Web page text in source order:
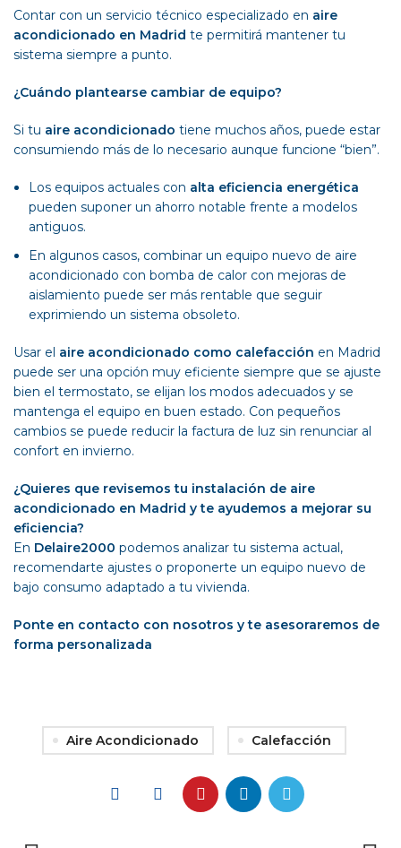
Contar con un servicio técnico especializado en aire
acondicionado en Madrid te permitirá mantener tu
sistema siempre a punto.
¿Cuándo plantearse cambiar de equipo?
Si tu aire acondicionado tiene muchos años, puede estar
consumiendo más de lo necesario aunque funcione “bien”.
Los equipos actuales con alta eficiencia energética
pueden suponer un ahorro notable frente a modelos
antiguos.
En algunos casos, combinar un equipo nuevo de aire
acondicionado con bomba de calor con mejoras de
aislamiento puede ser más rentable que seguir
exprimiendo un sistema obsoleto.
Usar el aire acondicionado como calefacción en Madrid
puede ser una opción muy eficiente siempre que se ajuste
bien el termostato, se elijan los modos adecuados y se
mantenga el equipo en buen estado. Con pequeños
cambios se puede reducir la factura de luz sin renunciar al
confort en invierno.
¿Quieres que revisemos tu instalación de aire
acondicionado en Madrid y te ayudemos a mejorar su
eficiencia?
En Delaire2000 podemos analizar tu sistema actual,
recomendarte ajustes o proponerte un equipo nuevo de
bajo consumo adaptado a tu vivienda.
Ponte en contacto con nosotros y te asesoraremos de
forma personalizada
Aire Acondicionado Calefacción